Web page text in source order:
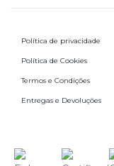
Política de privacidade
Política de Cookies
Termos e Condições
Entregas e Devoluções